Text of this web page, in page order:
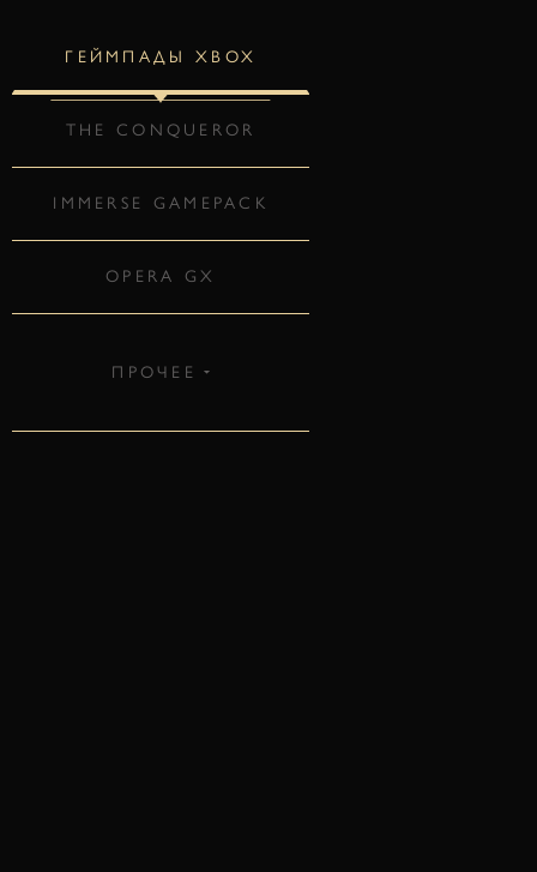
ГЕЙМПАДЫ XBOX
THE CONQUEROR
IMMERSE GAMEPACK
OPERA GX
ПРОЧЕЕ